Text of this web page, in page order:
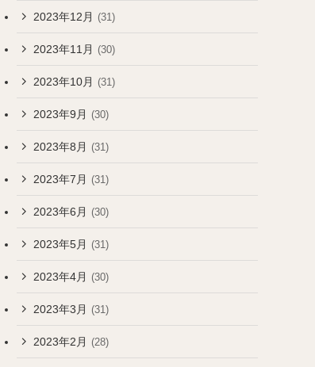
2023年12月 (31)
2023年11月 (30)
2023年10月 (31)
2023年9月 (30)
2023年8月 (31)
2023年7月 (31)
2023年6月 (30)
2023年5月 (31)
2023年4月 (30)
2023年3月 (31)
2023年2月 (28)